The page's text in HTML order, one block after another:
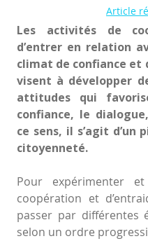
Article
Les activités de
d’entrer en relation
climat de confiance et
visent à développer
attitudes qui
confiance, le
ce sens, il s’agit d’un
citoyenneté.
Pour expérimenter
coopération et
passer par différentes
selon un ordre